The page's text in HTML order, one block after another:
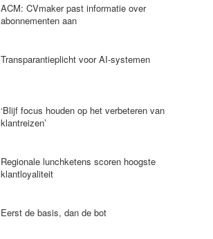
ACM: CVmaker past informatie over
abonnementen aan
Transparantieplicht voor AI-systemen
‘Blijf focus houden op het verbeteren van
klantreizen’
Regionale lunchketens scoren hoogste
klantloyaliteit
Eerst de basis, dan de bot